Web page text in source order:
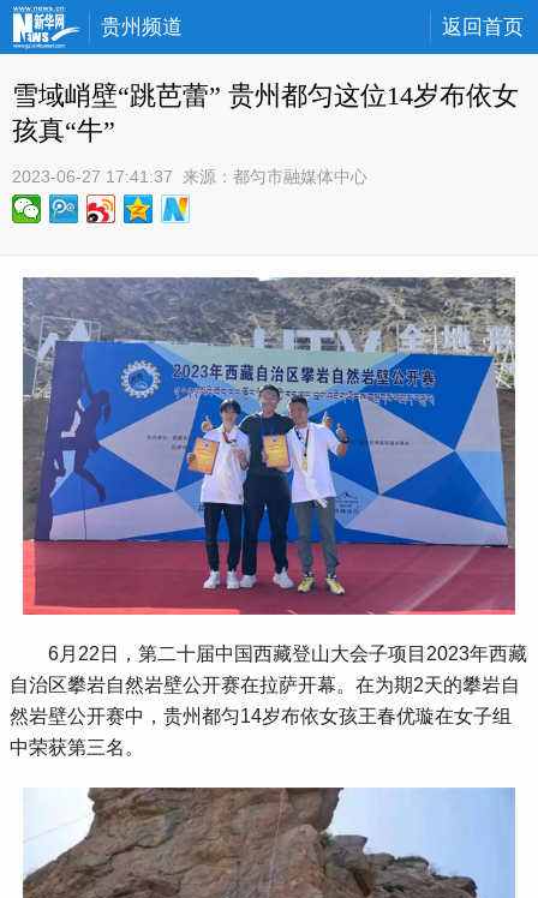
贵州频道 返回首页
雪域峭壁“跳芭蕾” 贵州都匀这位14岁布依女
孩真“牛”
2023-06-27 17:41:37 来源： 都匀市融媒体中心
6月22日，第二十届中国西藏登山大会子项目2023年西藏
自治区攀岩自然岩壁公开赛在拉萨开幕。在为期2天的攀岩自
然岩壁公开赛中，贵州都匀14岁布依女孩王春优璇在女子组
中荣获第三名。